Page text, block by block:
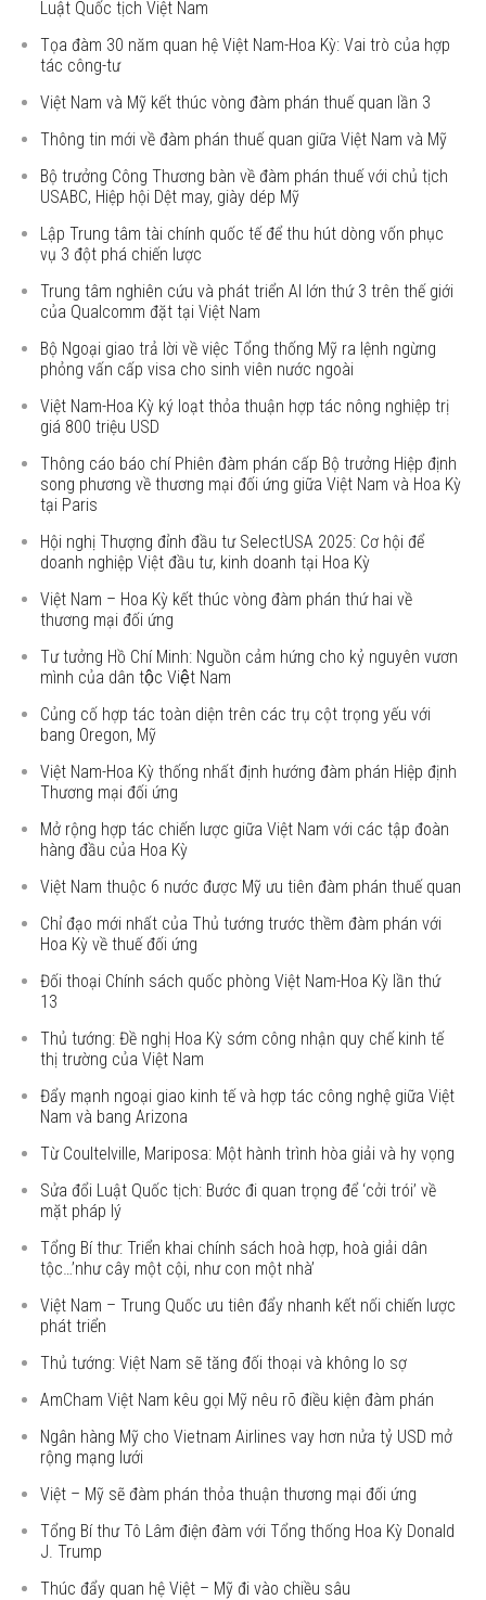
Luật Quốc tịch Việt Nam
Tọa đàm 30 năm quan hệ Việt Nam-Hoa Kỳ: Vai trò của hợp
tác công-tư
Việt Nam và Mỹ kết thúc vòng đàm phán thuế quan lần 3
Thông tin mới về đàm phán thuế quan giữa Việt Nam và Mỹ
Bộ trưởng Công Thương bàn về đàm phán thuế với chủ tịch
USABC, Hiệp hội Dệt may, giày dép Mỹ
Lập Trung tâm tài chính quốc tế để thu hút dòng vốn phục
vụ 3 đột phá chiến lược
Trung tâm nghiên cứu và phát triển AI lớn thứ 3 trên thế giới
của Qualcomm đặt tại Việt Nam
Bộ Ngoại giao trả lời về việc Tổng thống Mỹ ra lệnh ngừng
phỏng vấn cấp visa cho sinh viên nước ngoài
Việt Nam-Hoa Kỳ ký loạt thỏa thuận hợp tác nông nghiệp trị
giá 800 triệu USD
Thông cáo báo chí Phiên đàm phán cấp Bộ trưởng Hiệp định
song phương về thương mại đối ứng giữa Việt Nam và Hoa Kỳ
tại Paris
Hội nghị Thượng đỉnh đầu tư SelectUSA 2025: Cơ hội để
doanh nghiệp Việt đầu tư, kinh doanh tại Hoa Kỳ
Việt Nam – Hoa Kỳ kết thúc vòng đàm phán thứ hai về
thương mại đối ứng
Tư tưởng Hồ Chí Minh: Nguồn cảm hứng cho kỷ nguyên vươn
mình của dân tộc Việt Nam
Củng cố hợp tác toàn diện trên các trụ cột trọng yếu với
bang Oregon, Mỹ
Việt Nam-Hoa Kỳ thống nhất định hướng đàm phán Hiệp định
Thương mại đối ứng
Mở rộng hợp tác chiến lược giữa Việt Nam với các tập đoàn
hàng đầu của Hoa Kỳ
Việt Nam thuộc 6 nước được Mỹ ưu tiên đàm phán thuế quan
Chỉ đạo mới nhất của Thủ tướng trước thềm đàm phán với
Hoa Kỳ về thuế đối ứng
Đối thoại Chính sách quốc phòng Việt Nam-Hoa Kỳ lần thứ
13
Thủ tướng: Đề nghị Hoa Kỳ sớm công nhận quy chế kinh tế
thị trường của Việt Nam
Đẩy mạnh ngoại giao kinh tế và hợp tác công nghệ giữa Việt
Nam và bang Arizona
Từ Coultelville, Mariposa: Một hành trình hòa giải và hy vọng
Sửa đổi Luật Quốc tịch: Bước đi quan trọng để ‘cởi trói’ về
mặt pháp lý
Tổng Bí thư: Triển khai chính sách hoà hợp, hoà giải dân
tộc…’như cây một cội, như con một nhà’
Việt Nam – Trung Quốc ưu tiên đẩy nhanh kết nối chiến lược
phát triển
Thủ tướng: Việt Nam sẽ tăng đối thoại và không lo sợ
AmCham Việt Nam kêu gọi Mỹ nêu rõ điều kiện đàm phán
Ngân hàng Mỹ cho Vietnam Airlines vay hơn nửa tỷ USD mở
rộng mạng lưới
Việt – Mỹ sẽ đàm phán thỏa thuận thương mại đối ứng
Tổng Bí thư Tô Lâm điện đàm với Tổng thống Hoa Kỳ Donald
J. Trump
Thúc đẩy quan hệ Việt – Mỹ đi vào chiều sâu